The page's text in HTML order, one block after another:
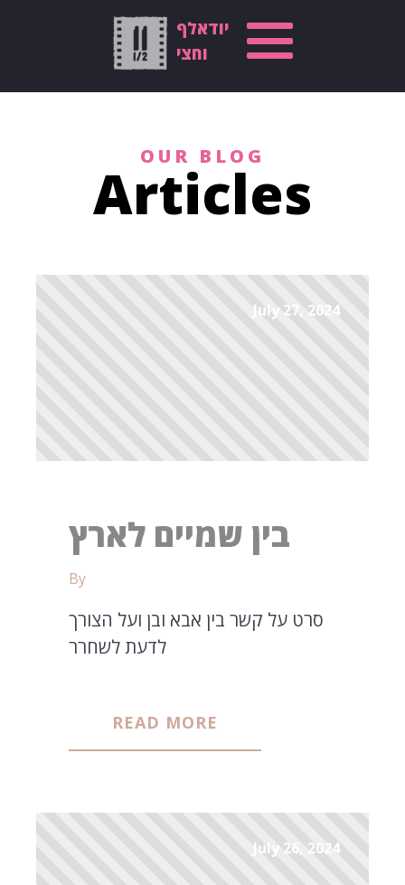
יודאלף
וחצי
OUR BLOG
Articles
July 27, 2024
בין שמיים לארץ
By
סרט על קשר בין אבא ובן ועל הצורך
לדעת לשחרר
READ MORE
July 26, 2024